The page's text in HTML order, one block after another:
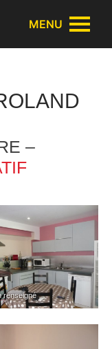
MENU
–
renseigné